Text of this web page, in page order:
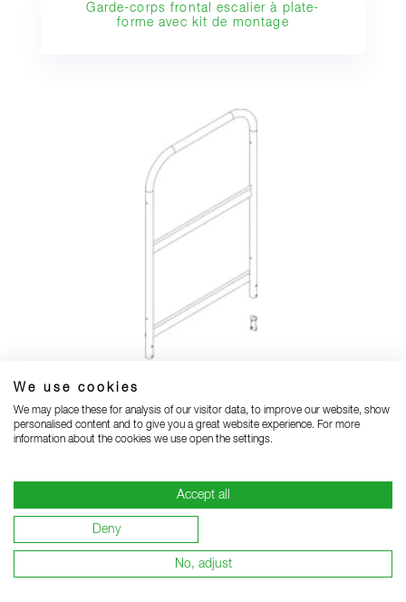
We use cookies
We may place these for analysis of our visitor data, to improve our website, show
personalised content and to give you a great website experience. For more
information about the cookies we use open the settings.
Accept all
Deny
No, adjust
Garde-corps frontal escalier à plate-
forme avec kit de montage
Garde-corps latéral avec kit de montage